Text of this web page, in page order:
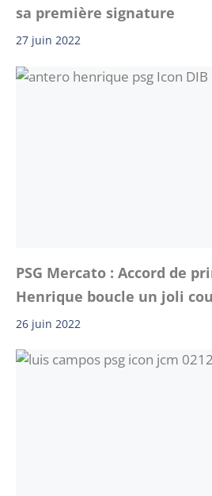
sa première signature
27 juin 2022
PSG Mercato : Accord de
Henrique boucle un joli
26 juin 2022